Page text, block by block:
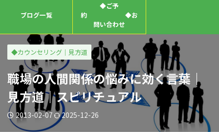
ブログ一覧
◆ご予
約 ◆お
問い合わせ
◆カウンセリング｜見方道
職場の人間関係の悩みに効く言葉｜
見方道｜スピリチュアル
2013-02-07 2025-12-26